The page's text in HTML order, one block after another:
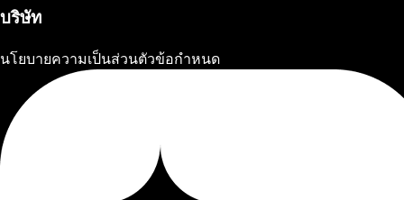
บริษัท
นโยบายความเป็นส่วนตัวข้อกำหนด